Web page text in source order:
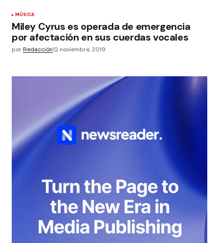
MÚSICA
Miley Cyrus es operada de emergencia
por afectación en sus cuerdas vocales
porRedacción12 noviembre, 2019